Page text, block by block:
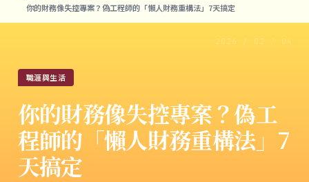
你的財務像失控專案？偽工程師的「懶人財務重構法」7天搞定
2026 / 02 / 04
職涯與生活
你的財務像失控專案？偽工
程師的「懶人財務重構法」7
天搞定